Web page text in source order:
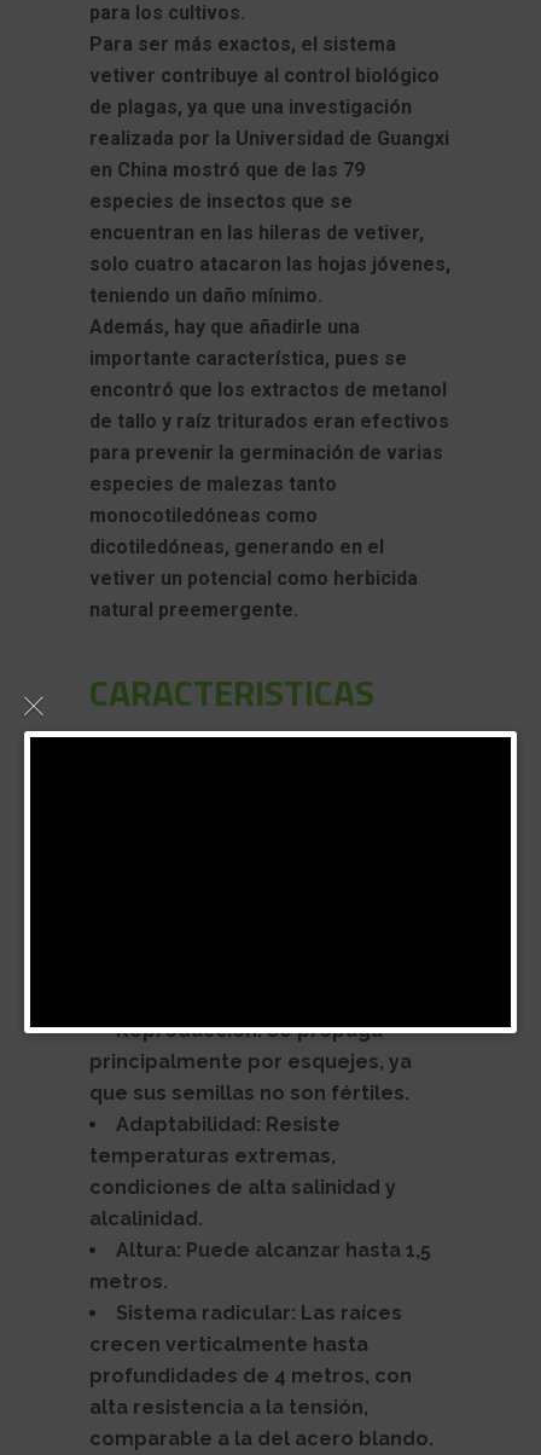
para los cultivos.
Para ser más exactos, el sistema
vetiver contribuye al control biológico
de plagas, ya que una investigación
realizada por la Universidad de Guangxi
en China mostró que de las 79
especies de insectos que se
encuentran en las hileras de vetiver,
solo cuatro atacaron las hojas jóvenes,
teniendo un daño mínimo.
Además, hay que añadirle una
importante característica, pues se
encontró que los extractos de metanol
de tallo y raíz triturados eran efectivos
para prevenir la germinación de varias
especies de malezas tanto
monocotiledóneas como
dicotiledóneas, generando en el
vetiver un potencial como herbicida
natural preemergente.
CARACTERISTICAS
Reproducción:Se propaga
principalmente por esquejes, ya
que sus semillas no son fértiles.
Adaptabilidad: Resiste
temperaturas extremas,
condiciones de alta salinidad y
alcalinidad.
Altura: Puede alcanzar hasta 1,5
metros.
Sistema radicular: Las raíces
crecen verticalmente hasta
profundidades de 4 metros, con
alta resistencia a la tensión,
comparable a la del acero blando.